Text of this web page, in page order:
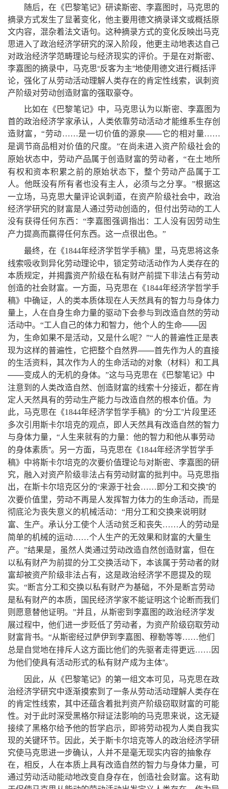
随后， 在《巴黎笔记》研读斯密、李嘉图时， 马克思的
摘录方式发生了显著变化， 他主要用德文摘录译文或概括原
文内容， 混杂着法文语句。 这种摘录方式的变化反映出马克
思进入了政治经济学研究的深入阶段， 他更主动地表达自己
对政治经济学范畴理论与经济现实的评价。 于是在对斯密、
李嘉图的摘录中， 马克思“反客为主”地使用德文进行概括评
论， 强化了从劳动活动理解人类存在的肯定性线索， 讽刺资
产阶级对劳动创造财富的强取豪夺。
比如在《巴黎笔记》中， 马克思认为以斯密、李嘉图为
首的政治经济学家承认， 人类依靠劳动活动才能维系生存创
造财富 ， “劳动……是一切价值的源泉——它的相对量……
是调节商品相对价值的尺度。 ”在尚未进入资产阶级社会的
原始状态中， 劳动产品属于创造财富的劳动者，“在土地所
有权和资本积累之前的原始状态下， 整个劳动产品属于工
人。 他既没有所有者也没有主人， 必须与之分享。 ”根据这
一立场， 马克思大量评论讽刺道，在资产阶级社会中， 政治
经济学研究的财富是人通过劳动创造的，但付出劳动的工人
没有获得任何东西 ： “李嘉图强调指出 ： 工人没有因劳动生
产力提高而赢得任何东西。 这一点很出色。 ”
最终， 在《1844年经济学哲学手稿》里， 马克思将这条
线索吸收到异化劳动理论中， 锁定劳动活动作为人类存在的
本质规定， 并揭露资产阶级在私有财产前提下非法占有劳动
创造的社会财富。 一方面， 马克思在《1844年经济学哲学手
稿》中确证， 人的类本质体现在人天然具有的智力与身体力
量上， 人在自身生命力量的驱动下会参与到改造自然的劳动
活动中。 “工人自己的体力和智力， 他个人的生命——因
为， 生命如果不是活动， 又是什么呢？ ”“人的普遍性正是表
现为这样的普遍性， 它把整个自然界——首先作为人的直接
的生活资料， 其次作为人的生命活动的对象（材料）和工具
——变成人的无机的身体。 ”这与马克思在《巴黎笔记》中
注意到的人类改造自然、创造财富的线索十分接近， 都在肯
定人天然具有的劳动生产能力与改造自然的根本价值。 为
此， 马克思在《1844年经济学哲学手稿》的“分工”片段里还
多次引用斯卡尔培克的观点， 即人天然具有改造自然的智力
与身体力量， “人生来就有的力量： 他的智力和他从事劳动
的身体素质”。 另一方面， 马克思在《1844年经济学哲学手
稿》中将斯卡尔培克的次要价值理论与对斯密、李嘉图的研
究， 融入对资产阶级非法占有劳动财富的批判中。 马克思指
出， 在斯卡尔培克区分的“来源于社会……即分工和交换”的
次要价值里， 劳动不再是人发挥智力体力的生命活动， 而是
彻底沦为丧失意义的机械活动： “用分工和交换来说明财
富、生产。 承认分工使个人活动贫乏和丧失……人的劳动是
简单的机械的运动……个人生产的无效果和财富的大量生
产。 ”结果是， 虽然人类通过劳动改造自然创造财富， 但在
以私有财产为前提的分工交换活动下， 本该属于劳动者的财
富却被资产阶级非法占有， 这是政治经济学不愿提及的现
实。 “断言分工和交换以私有财产为基础， 不外是断言劳动
是私有财产的本质， 国民经济学家不能证明这个论断而我们
则愿意替他证明。 ”并且 ， 从斯密到李嘉图的政治经济学发
展过程中， 他们进一步贬低了劳动者， 为资产阶级窃取劳动
财富背书。 “从斯密经过萨伊到李嘉图、穆勒等等……他们
总是自觉地在排斥人这方面比他们的先驱者走得更远……因
为他们使具有活动形式的私有财产成为主体”。
因此， 从《巴黎笔记》的第一组文本可见， 马克思在政
治经济学研究中逐渐摸索到了一条从劳动活动理解人类存在
的肯定性线索， 其中还蕴含着批判资产阶级窃取财富的可能
性。 对于此时深受黑格尔辩证法影响的马克思来说， 这无疑
接续了黑格尔给予他的哲学启示， 即将劳动视为人类自我实
现的关键环节。 因此， 关于斯卡尔培克等人的政治经济学研
究使马克思进一步确认， 人并不是毫无现实内容的抽象存
在， 相反， 人在本质上具有改造自然的智力与身体力量， 可
通过劳动活动能动地改变自身存在， 创造社会财富。 这有助